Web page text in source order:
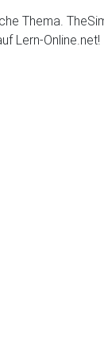
Thema.
Lern-Online.net!